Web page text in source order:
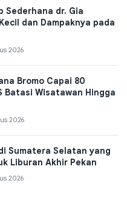
Sederhana dr. Gia
dan Dampaknya pada
2026
Bromo Capai 80
Batasi Wisatawan Hingga
2026
Sumatera Selatan yang
Liburan Akhir Pekan
2026